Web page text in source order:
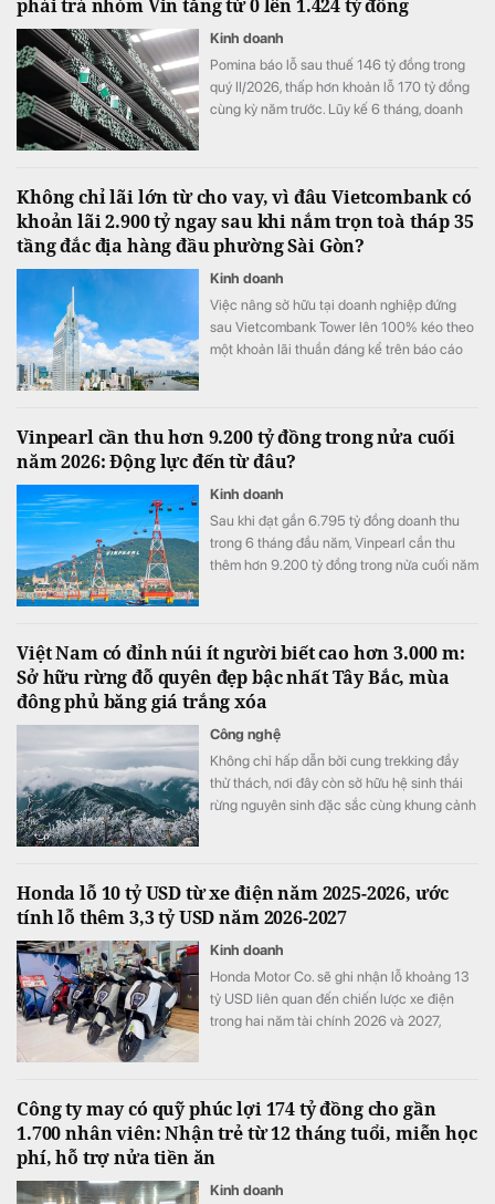
phải trả nhóm Vin tăng từ 0 lên 1.424 tỷ đồng
Kinh doanh
Pomina báo lỗ sau thuế 146 tỷ đồng trong
quý II/2026, thấp hơn khoản lỗ 170 tỷ đồng
cùng kỳ năm trước. Lũy kế 6 tháng, doanh
Không chỉ lãi lớn từ cho vay, vì đâu Vietcombank có
khoản lãi 2.900 tỷ ngay sau khi nắm trọn toà tháp 35
tầng đắc địa hàng đầu phường Sài Gòn?
Kinh doanh
Việc nâng sở hữu tại doanh nghiệp đứng
sau Vietcombank Tower lên 100% kéo theo
một khoản lãi thuần đáng kể trên báo cáo
Vinpearl cần thu hơn 9.200 tỷ đồng trong nửa cuối
năm 2026: Động lực đến từ đâu?
Kinh doanh
Sau khi đạt gần 6.795 tỷ đồng doanh thu
trong 6 tháng đầu năm, Vinpearl cần thu
thêm hơn 9.200 tỷ đồng trong nửa cuối năm
Việt Nam có đỉnh núi ít người biết cao hơn 3.000 m:
Sở hữu rừng đỗ quyên đẹp bậc nhất Tây Bắc, mùa
đông phủ băng giá trắng xóa
Công nghệ
Không chỉ hấp dẫn bởi cung trekking đầy
thử thách, nơi đây còn sở hữu hệ sinh thái
rừng nguyên sinh đặc sắc cùng khung cảnh
Honda lỗ 10 tỷ USD từ xe điện năm 2025-2026, ước
tính lỗ thêm 3,3 tỷ USD năm 2026-2027
Kinh doanh
Honda Motor Co. sẽ ghi nhận lỗ khoảng 13
tỷ USD liên quan đến chiến lược xe điện
trong hai năm tài chính 2026 và 2027,
Công ty may có quỹ phúc lợi 174 tỷ đồng cho gần
1.700 nhân viên: Nhận trẻ từ 12 tháng tuổi, miễn học
phí, hỗ trợ nửa tiền ăn
Kinh doanh